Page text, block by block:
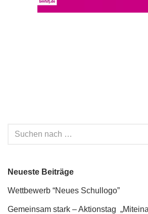
Neueste Beiträge
Wettbewerb “Neues Schullogo”
Gemeinsam stark – Aktionstag